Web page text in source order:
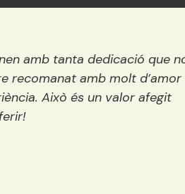
vora el riu. És petita,
llibres del mercat per a
i adults. A més a més,
agafar et pots prendre